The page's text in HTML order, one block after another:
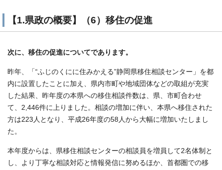
【1.県政の概要】（6）移住の促進
次に、移住の促進についてであります。
昨年、「“ふじのくにに住みかえる”静岡県移住相談センター」を都
内に設置したことに加え、県内市町や地域団体などの取組が充実
した結果、昨年度の本県への移住相談件数は、県、市町合わせ
て、2,446件に上りました。相談の増加に伴い、本県へ移住された
方は223人となり、平成26年度の58人から大幅に増加いたしまし
た。
本年度からは、県移住相談センターの相談員を増員して2名体制と
し、より丁寧な相談対応と情報発信に努めるほか、首都圏での移